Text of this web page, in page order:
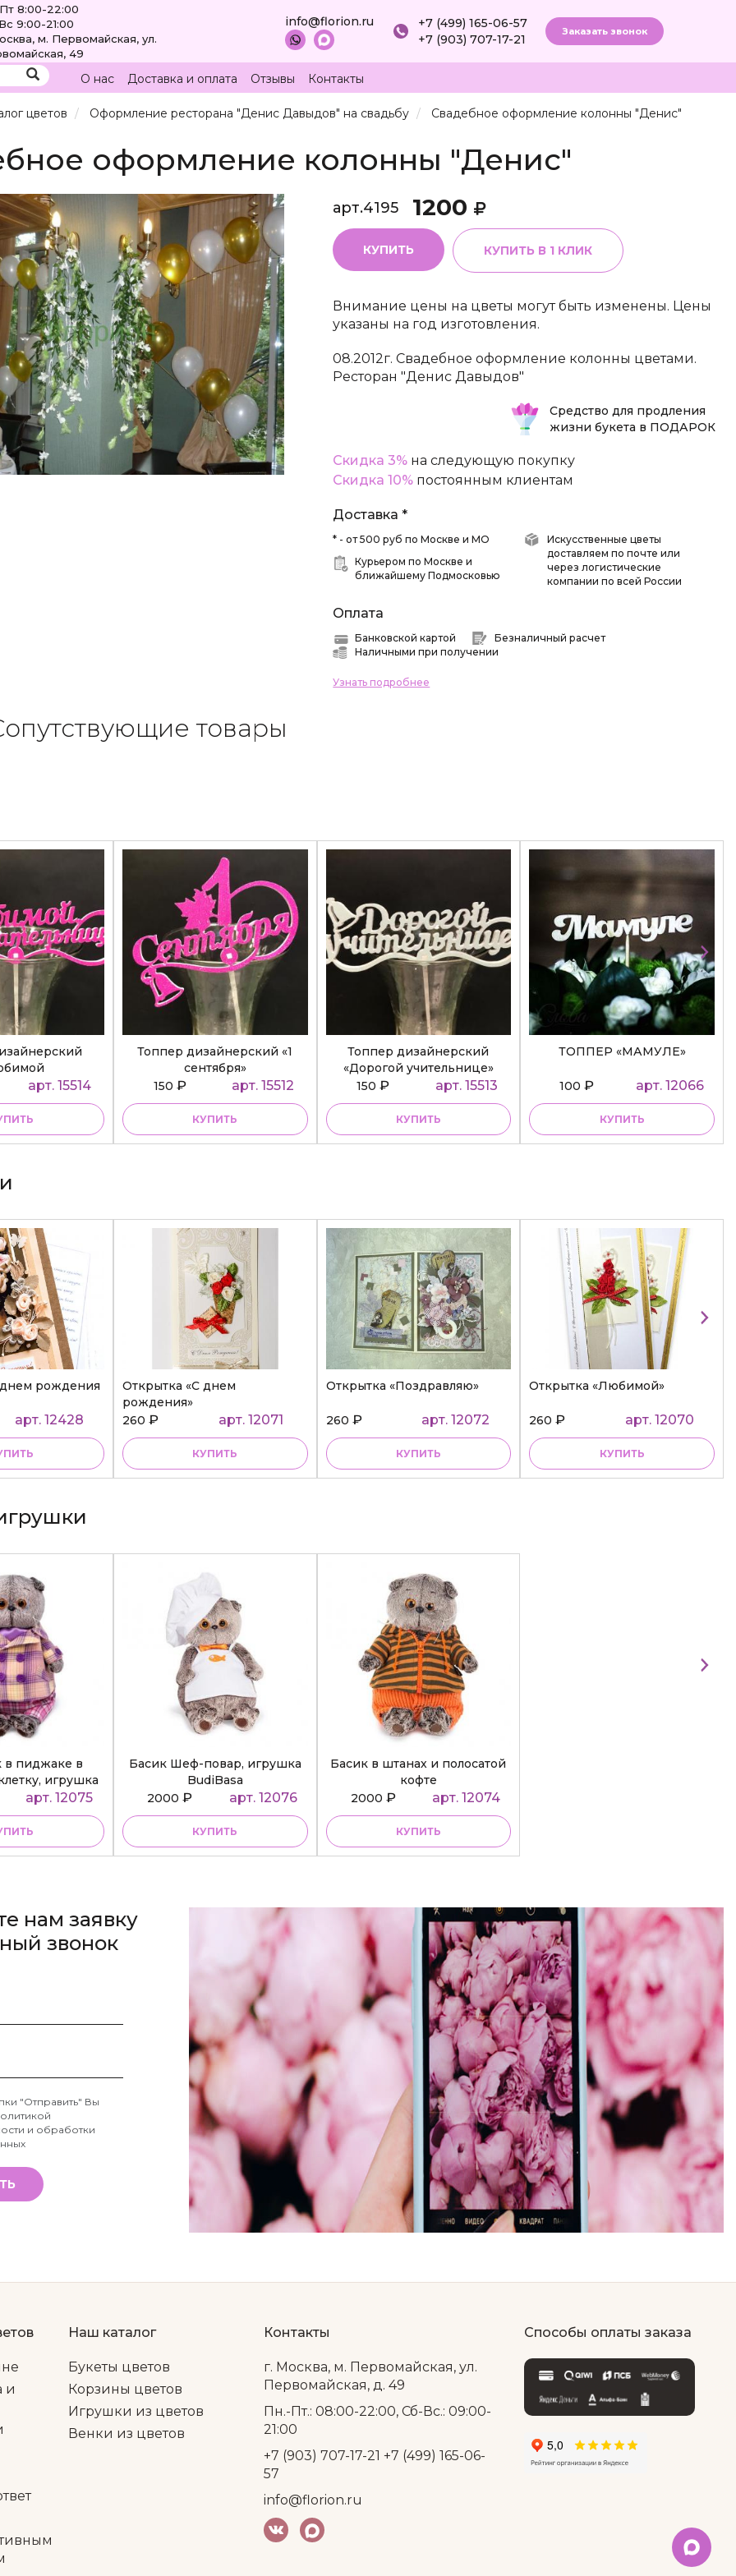
8:00-22:00
9:00-21:00
м. Первомайская, ул.
49
info@florion.ru
+7 (499) 165-06-57
+7 (903) 707-17-21
Заказать звонок
О нас Доставка и оплата Отзывы Контакты
цветов Оформление ресторана "Денис Давыдов" на свадьбу Свадебное оформление колонны "Денис"
оформление колонны "Денис"
арт.4195 1200
КУПИТЬ КУПИТЬ В 1 КЛИК
Внимание цены на цветы могут быть изменены. Цены
указаны на год изготовления.
08.2012г. Свадебное оформление колонны цветами.
Ресторан "Денис Давыдов"
Средство для продления
жизни букета в ПОДАРОК
Скидка 3% на следующую покупку
Скидка 10% постоянным клиентам
Доставка *
* - от 500 руб по Москве и МО
Курьером по Москве и
ближайшему Подмосковью
Искусственные цветы
доставляем по почте или
через логистические
компании по всей России
Оплата
Банковской картой
Безналичный расчет
Наличными при получении
Узнать подробнее
товары
арт. 15514
Топпер дизайнерский «1
сентября»
150 ₽ арт. 15512
КУПИТЬ
Топпер дизайнерский
«Дорогой учительнице»
150₽ арт. 15513
КУПИТЬ
ТОППЕР «МАМУЛЕ»
100₽ арт. 12066
КУПИТЬ
рождения
арт. 12428
Открытка «С днем
рождения»
260 ₽ арт. 12071
КУПИТЬ
Открытка «Поздравляю»
260 ₽ арт. 12072
КУПИТЬ
Открытка «Любимой»
260₽ арт. 12070
КУПИТЬ
в пиджаке в
игрушка
арт. 12075
Басик Шеф-повар, игрушка
BudiBasa
2000₽ арт. 12076
КУПИТЬ
Басик в штанах и полосатой
кофте
2000 ₽ арт. 12074
КУПИТЬ
нам заявку
звонок
"Отправить" Вы
и обработки
и
Наш каталог
Букеты цветов
Корзины цветов
Игрушки из цветов
Венки из цветов
Контакты
г. Москва, м. Первомайская, ул.
Первомайская, д. 49
Пн.-Пт.: 08:00-22:00, Сб-Вс.: 09:00-
21:00
+7 (903) 707-17-21 +7 (499) 165-06-
57
info@florion.ru
Способы оплаты заказа